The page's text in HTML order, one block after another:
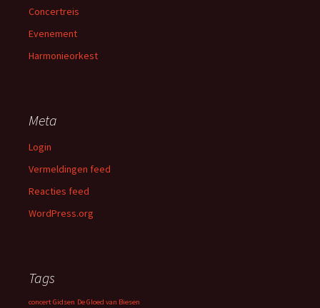
Concertreis
Evenement
Harmonieorkest
Meta
Login
Vermeldingen feed
Reacties feed
WordPress.org
Tags
concert Gidsen De Gloed van Biesen